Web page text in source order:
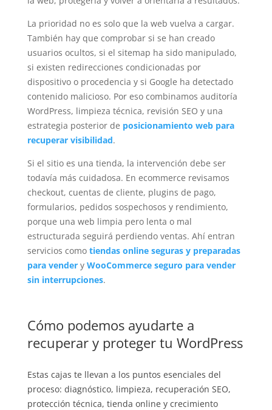
La prioridad no es solo que la web vuelva a cargar.
También hay que comprobar si se han creado
usuarios ocultos, si el sitemap ha sido manipulado,
si existen redirecciones condicionadas por
dispositivo o procedencia y si Google ha detectado
contenido malicioso. Por eso combinamos auditoría
WordPress, limpieza técnica, revisión SEO y una
estrategia posterior de posicionamiento web para
recuperar visibilidad.
Si el sitio es una tienda, la intervención debe ser
todavía más cuidadosa. En ecommerce revisamos
checkout, cuentas de cliente, plugins de pago,
formularios, pedidos sospechosos y rendimiento,
porque una web limpia pero lenta o mal
estructurada seguirá perdiendo ventas. Ahí entran
servicios como tiendas online seguras y preparadas
para vendery WooCommerce seguro para vender
sin interrupciones.
Cómo podemos ayudarte a
recuperar y proteger tu WordPress
Estas cajas te llevan a los puntos esenciales del
proceso: diagnóstico, limpieza, recuperación SEO,
protección técnica, tienda online y crecimiento